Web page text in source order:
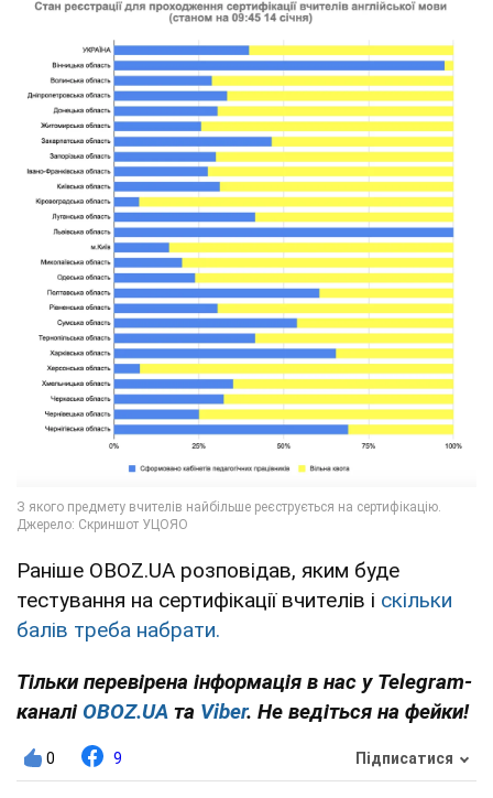
Раніше OBOZ.UA розповідав, яким буде
тестування на сертифікації вчителів і скільки
балів треба набрати.
Тільки перевірена інформація в нас у Telegram-
каналі OBOZ.UA та Viber. Не ведіться на фейки!
0 9 Підписатися